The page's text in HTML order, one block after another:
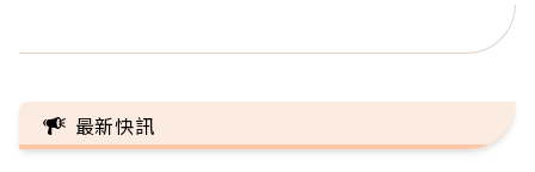
最新快訊